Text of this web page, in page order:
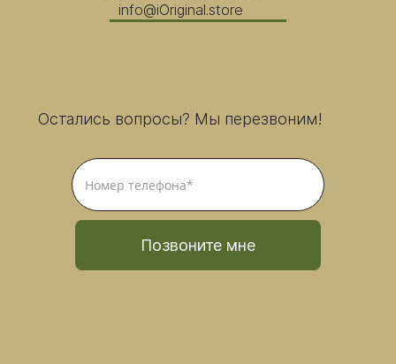
info@iOriginal.store
Остались вопросы? Мы перезвоним!
Позвоните мне